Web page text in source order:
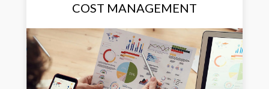
COST MANAGEMENT